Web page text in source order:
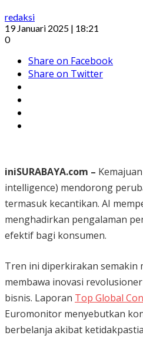
redaksi
19 Januari 2025 | 18:21
0
Share on Facebook
Share on Twitter
iniSURABAYA.com –
intelligence) mendorong
termasuk kecantikan. AI
menghadirkan pengalaman
efektif bagi konsumen.
Tren ini diperkirakan semakin
membawa inovasi
bisnis. Laporan Top Global
Euromonitor menyebutkan
berbelanja akibat